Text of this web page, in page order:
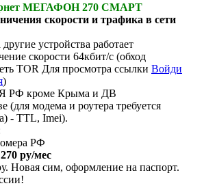
МЕГАФОН 270 СМАРТ
скорости и трафика в сети
устройства работает
скорости 64кбит/c (обход
TOR Для просмотра ссылки Войди
)
РФ кроме Крыма и ДВ
(для модема и роутера требуется
- TTL, Imei).
РФ
ру/мес
Новая сим, оформление на паспорт.